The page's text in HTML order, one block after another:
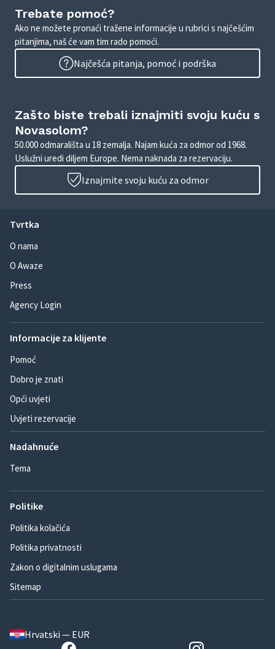
Trebate pomoć?
Ako ne možete pronaći tražene informacije u rubrici s najčešćim
pitanjima, naš će vam tim rado pomoći.
Najčešća pitanja, pomoć i podrška
Zašto biste trebali iznajmiti svoju kuću s
Novasolom?
50.000 odmarališta u 18 zemalja. Najam kuća za odmor od 1968.
Uslužni uredi diljem Europe. Nema naknada za rezervaciju.
Iznajmite svoju kuću za odmor
Tvrtka
O nama
O Awaze
Press
Agency Login
Informacije za klijente
Pomoć
Dobro je znati
Opći uvjeti
Uvjeti rezervacije
Nadahnuće
Tema
Politike
Politika kolačića
Politika privatnosti
Zakon o digitalnim uslugama
Sitemap
Hrvatski — EUR